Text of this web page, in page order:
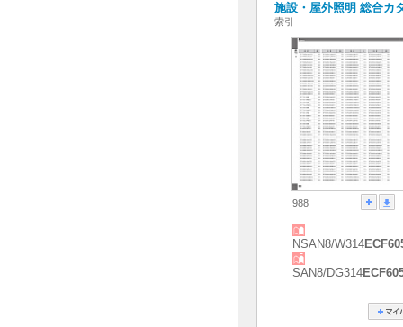
施設・屋外照明 総合カ
索引
988
NSAN8/W314
SAN8/DG314